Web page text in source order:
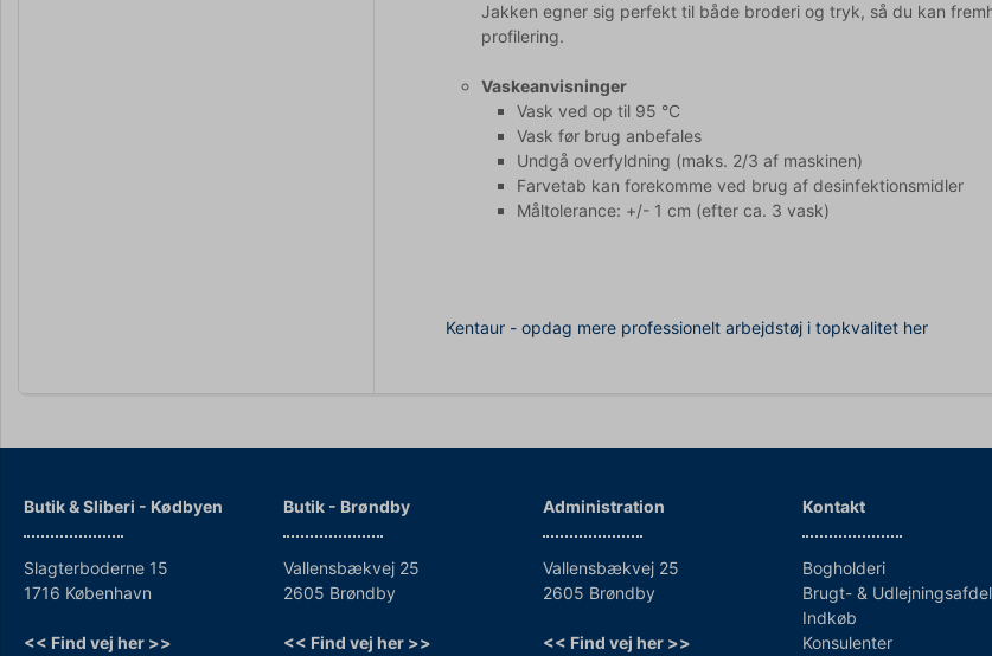
Jakken egner sig perfekt til både broderi og tryk, så du kan
profilering.
Vaskeanvisninger
Vask ved op til 95 °C
Vask før brug anbefales
Undgå overfyldning (maks. 2/3 af maskinen)
Farvetab kan forekomme ved brug af desinfektionsmidler
Måltolerance: +/- 1 cm (efter ca. 3 vask)
Kentaur - opdag mere professionelt arbejdstøj i topkvalitet her
Butik & Sliberi - Kødbyen
Slagterboderne 15
1716 København
<< Find vej her >>
Butik - Brøndby
Vallensbækvej 25
2605 Brøndby
<< Find vej her >>
Administration
Vallensbækvej 25
2605 Brøndby
<< Find vej her >>
Kontakt
Bogholderi
Brugt- &
Indkøb
Konsulenter